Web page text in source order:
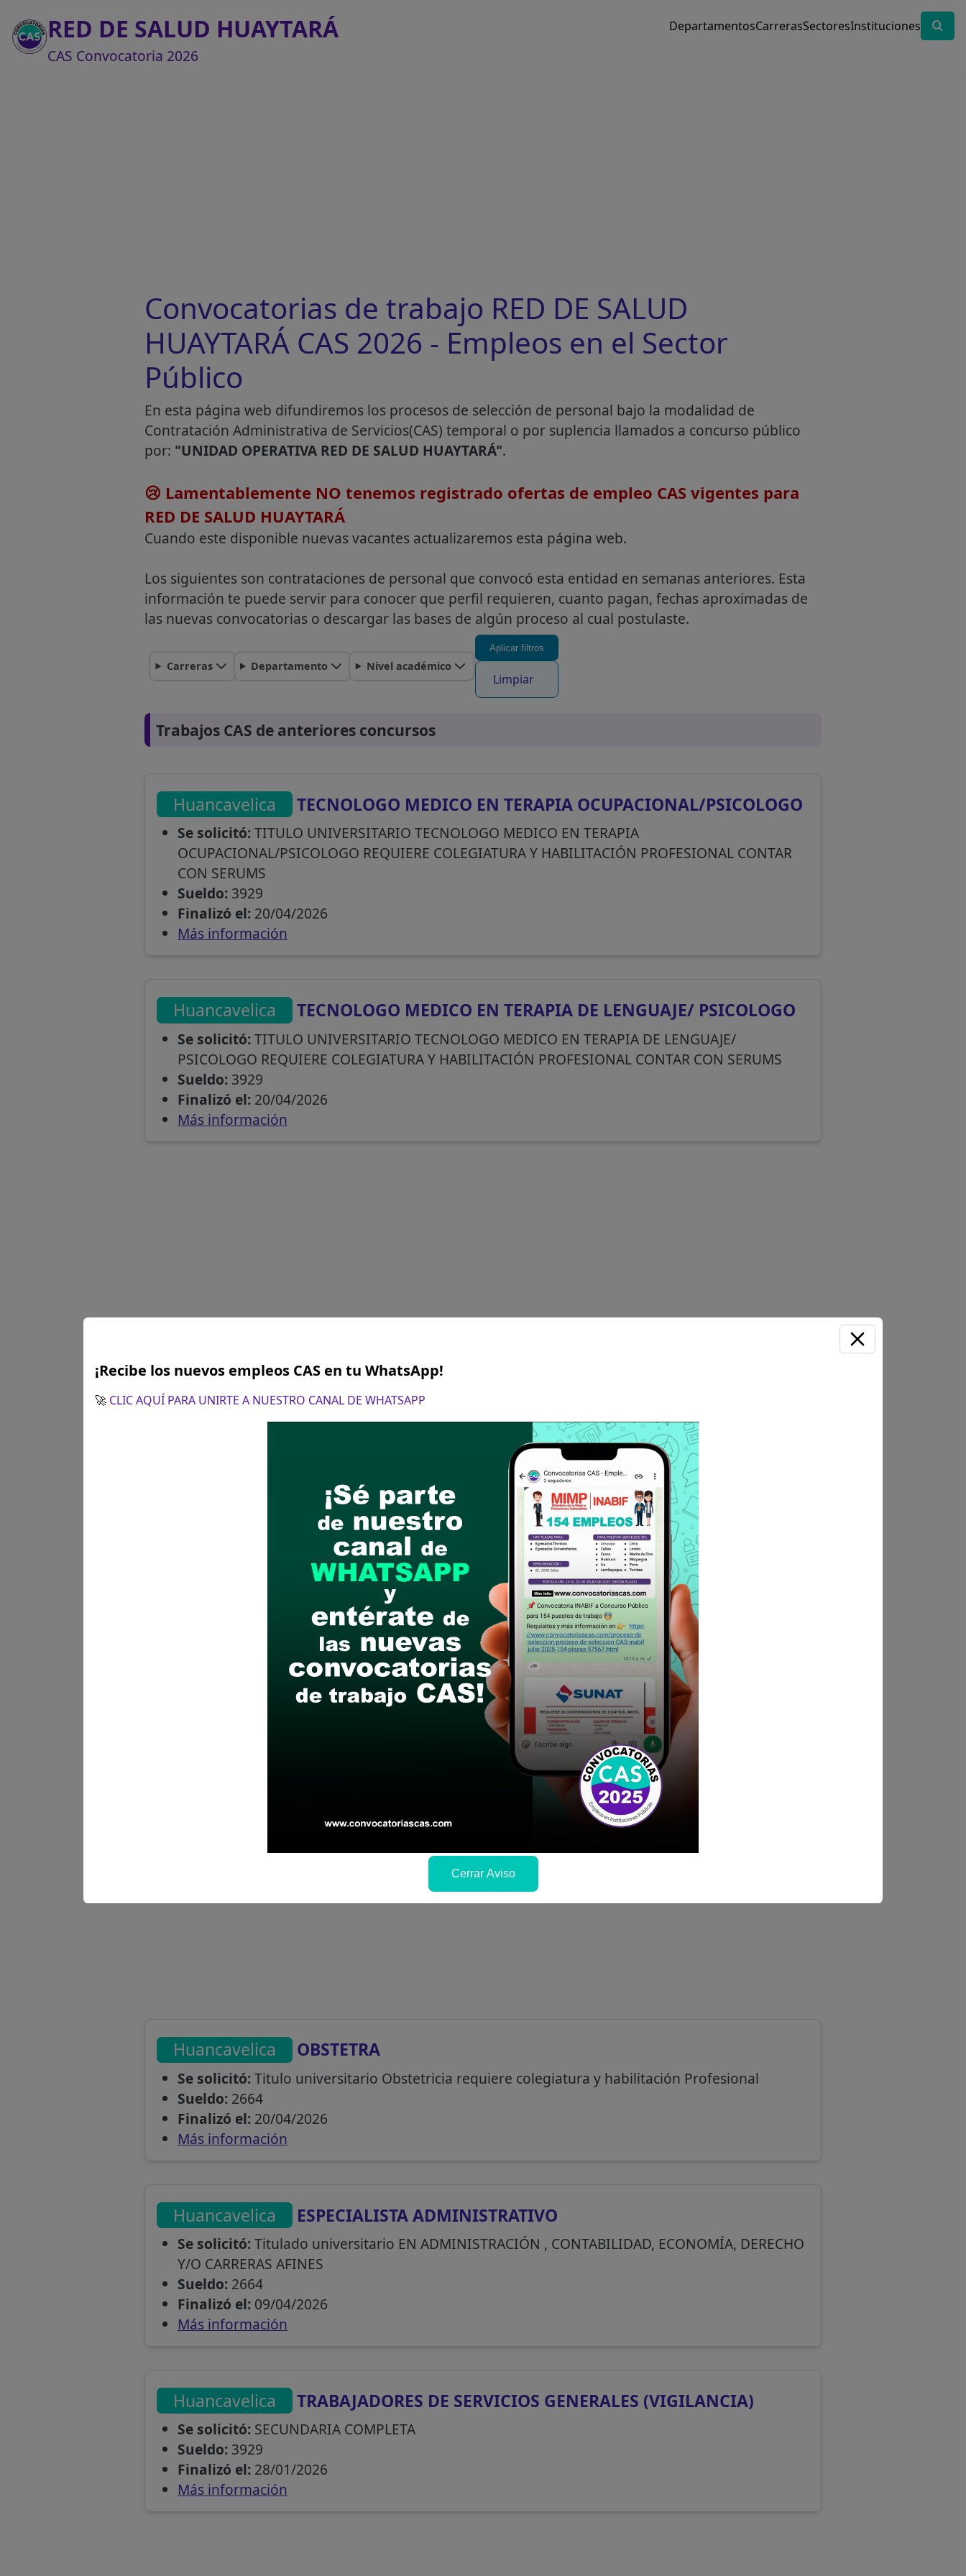
RED DE SALUD HUAYTARÁ
CAS Convocatoria 2026
DepartamentosCarrerasSectoresInstituciones
Convocatorias de trabajo RED DE SALUD
HUAYTARÁ CAS 2026 - Empleos en el Sector
Público
En esta página web difundiremos los procesos de selección de personal bajo la modalidad de
Contratación Administrativa de Servicios(CAS) temporal o por suplencia llamados a concurso público
por: "UNIDAD OPERATIVA RED DE SALUD HUAYTARÁ".
😢 Lamentablemente NO tenemos registrado ofertas de empleo CAS vigentes para
RED DE SALUD HUAYTARÁ
Cuando este disponible nuevas vacantes actualizaremos esta página web.
Los siguientes son contrataciones de personal que convocó esta entidad en semanas anteriores. Esta
información te puede servir para conocer que perfil requieren, cuanto pagan, fechas aproximadas de
las nuevas convocatorias o descargar las bases de algún proceso al cual postulaste.
Carreras Departamento Nivel académico
Aplicar filtros
Limpiar
Trabajos CAS de anteriores concursos
Huancavelica TECNOLOGO MEDICO EN TERAPIA OCUPACIONAL/PSICOLOGO
Se solicitó:TITULO UNIVERSITARIO TECNOLOGO MEDICO EN TERAPIA
OCUPACIONAL/PSICOLOGO REQUIERE COLEGIATURA Y HABILITACIÓN PROFESIONAL CONTAR
CON SERUMS
Sueldo:3929
Finalizó el:20/04/2026
Más información
Huancavelica TECNOLOGO MEDICO EN TERAPIA DE LENGUAJE/ PSICOLOGO
Se solicitó:TITULO UNIVERSITARIO TECNOLOGO MEDICO EN TERAPIA DE LENGUAJE/
PSICOLOGO REQUIERE COLEGIATURA Y HABILITACIÓN PROFESIONAL CONTAR CON SERUMS
Sueldo:3929
Finalizó el:20/04/2026
Más información
TITULO UNIVERSITARIO PSICOLOGO(A) REQUIERE COLEGIATURA Y HABILITACIÓN
20/04/2026
LIC. ENFERMERIA
TITULO UNIVERSITARIO LIC. ENFERMERIA REQUIERE COLEGIATURA Y HABILITACIÓN
Huancavelica OBSTETRA
Se solicitó:Titulo universitario Obstetricia requiere colegiatura y habilitación Profesional
Sueldo:2664
Finalizó el:20/04/2026
Más información
Huancavelica ESPECIALISTA ADMINISTRATIVO
Se solicitó:Titulado universitario EN ADMINISTRACIÓN , CONTABILIDAD, ECONOMÍA, DERECHO
Y/O CARRERAS AFINES
Sueldo:2664
Finalizó el:09/04/2026
Más información
Huancavelica TRABAJADORES DE SERVICIOS GENERALES (VIGILANCIA)
Se solicitó:SECUNDARIA COMPLETA
Sueldo:3929
Finalizó el:28/01/2026
Más información
¡Recibe los nuevos empleos CAS en tu WhatsApp!
🚀 CLIC AQUÍ PARA UNIRTE A NUESTRO CANAL DE WHATSAPP
Cerrar Aviso